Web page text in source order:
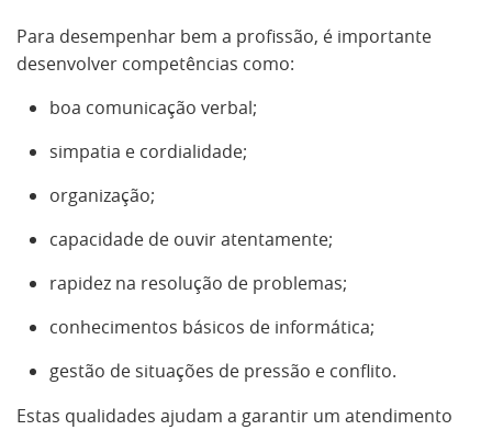
Para desempenhar bem a profissão, é importante
desenvolver competências como:
boa comunicação verbal;
simpatia e cordialidade;
organização;
capacidade de ouvir atentamente;
rapidez na resolução de problemas;
conhecimentos básicos de informática;
gestão de situações de pressão e conflito.
Estas qualidades ajudam a garantir um atendimento